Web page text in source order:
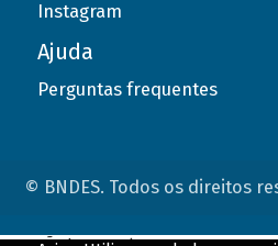
Instagram
Ajuda
Perguntas frequentes
© BNDES. Todos os direitos